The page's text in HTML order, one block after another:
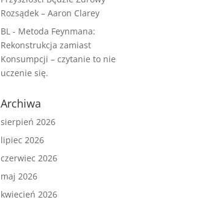
Rozsądek – Aaron Clarey
BL - Metoda Feynmana:
Rekonstrukcja zamiast
Konsumpcji – czytanie to nie
uczenie się.
Archiwa
sierpień 2026
lipiec 2026
czerwiec 2026
maj 2026
kwiecień 2026